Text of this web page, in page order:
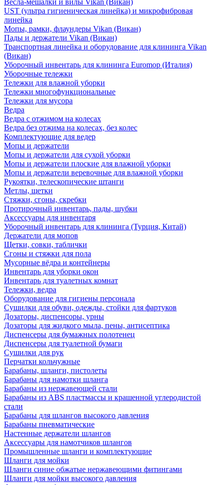
Весла-мешалки и вилы Vikan (Викан)
UST (ультра гигиеническая линейка) и микрофибровая
линейка
Мопы, рамки, флаундеры Vikan (Викан)
Пады и держатели Vikan (Викан)
Транспортная линейка и оборудование для клининга Vikan
(Викан)
Уборочный инвентарь для клининга Euromop (Италия)
Уборочные тележки
Тележки для влажной уборки
Тележки многофункциональные
Тележки для мусора
Ведра
Ведра с отжимом на колесах
Ведра без отжима на колесах, без колес
Комплектующие для ведер
Мопы и держатели
Мопы и держатели для сухой уборки
Мопы и держатели плоские для влажной уборки
Мопы и держатели веревочные для влажной уборки
Рукоятки, телескопические штанги
Метлы, щетки
Стяжки, сгоны, скребки
Протирочный инвентарь, пады, шубки
Аксессуары для инвентаря
Уборочный инвентарь для клининга (Турция, Китай)
Держатели для мопов
Щетки, совки, таблички
Сгоны и стяжки для пола
Мусорные вёдра и контейнеры
Инвентарь для уборки окон
Инвентарь для туалетных комнат
Тележки, ведра
Оборудование для гигиены персонала
Сушилки для обуви, одежды, стойки для фартуков
Дозаторы, диспенсоры, урны
Дозаторы для жидкого мыла, пены, антисептика
Диспенсеры для бумажных полотенец
Диспенсеры для туалетной бумаги
Сушилки для рук
Перчатки кольчужные
Барабаны, шланги, пистолеты
Барабаны для намотки шланга
Барабаны из нержавеющей стали
Барабаны из ABS пластмассы и крашенной углеродистой
стали
Барабаны для шлангов высокого давления
Барабаны пневматические
Настенные держатели шлангов
Аксессуары для намотчиков шлангов
Промышленные шланги и комплектующие
Шланги для мойки
Шланги синие обжатые нержавеющими фитингами
Шланги для мойки высокого давления